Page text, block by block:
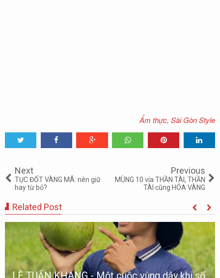
Ẩm thực, Sài Gòn Style
Next
TỤC ĐỐT VÀNG MÃ: nên giữ
hay từ bỏ?
Previous
MÙNG 10 vía THẦN TÀI, THẦN
TÀI cũng HÓA VÀNG
Related Post